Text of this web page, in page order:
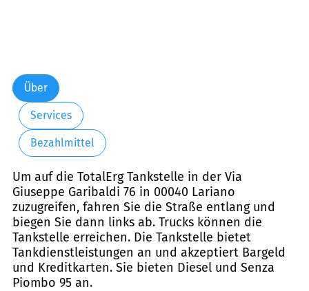
Über
Services
Bezahlmittel
Um auf die TotalErg Tankstelle in der Via
Giuseppe Garibaldi 76 in 00040 Lariano
zuzugreifen, fahren Sie die Straße entlang und
biegen Sie dann links ab. Trucks können die
Tankstelle erreichen. Die Tankstelle bietet
Tankdienstleistungen an und akzeptiert Bargeld
und Kreditkarten. Sie bieten Diesel und Senza
Piombo 95 an.